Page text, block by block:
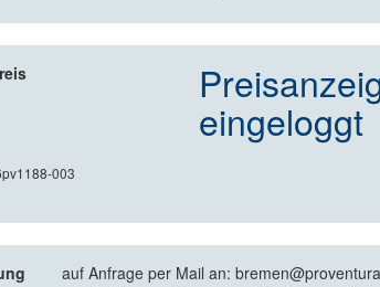
eingeloggt
003
auf Anfrage per Mail an: